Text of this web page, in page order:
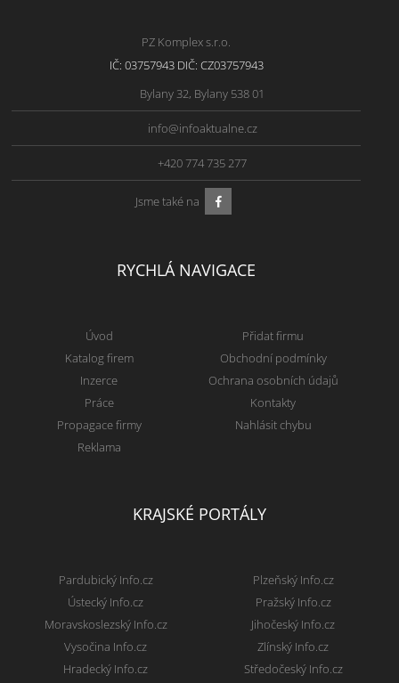
PZ Komplex s.r.o.
IČ: 03757943 DIČ: CZ03757943
Bylany 32, Bylany 538 01
info@infoaktualne.cz
+420 774 735 277
Jsme také na
RYCHLÁ NAVIGACE
Úvod
Katalog firem
Inzerce
Práce
Propagace firmy
Reklama
Přidat firmu
Obchodní podmínky
Ochrana osobních údajů
Kontakty
Nahlásit chybu
KRAJSKÉ PORTÁLY
Pardubický Info.cz
Ústecký Info.cz
Moravskoslezský Info.cz
Vysočina Info.cz
Hradecký Info.cz
Plzeňský Info.cz
Pražský Info.cz
Jihočeský Info.cz
Zlínský Info.cz
Středočeský Info.cz